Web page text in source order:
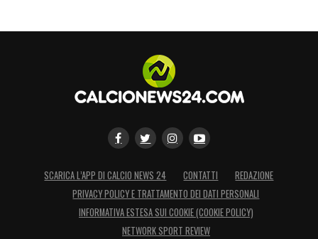
SCARICA L’APP DI CALCIO NEWS 24 CONTATTI
REDAZIONE
PRIVACY POLICY E TRATTAMENTO DEI DATI PERSONALI
INFORMATIVA ESTESA SUI COOKIE (COOKIE POLICY)
NETWORK SPORT REVIEW